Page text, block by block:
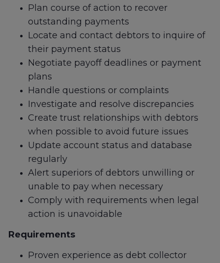
Plan course of action to recover
outstanding payments
Locate and contact debtors to inquire of
their payment status
Negotiate payoff deadlines or payment
plans
Handle questions or complaints
Investigate and resolve discrepancies
Create trust relationships with debtors
when possible to avoid future issues
Update account status and database
regularly
Alert superiors of debtors unwilling or
unable to pay when necessary
Comply with requirements when legal
action is unavoidable
Requirements
Proven experience as debt collector